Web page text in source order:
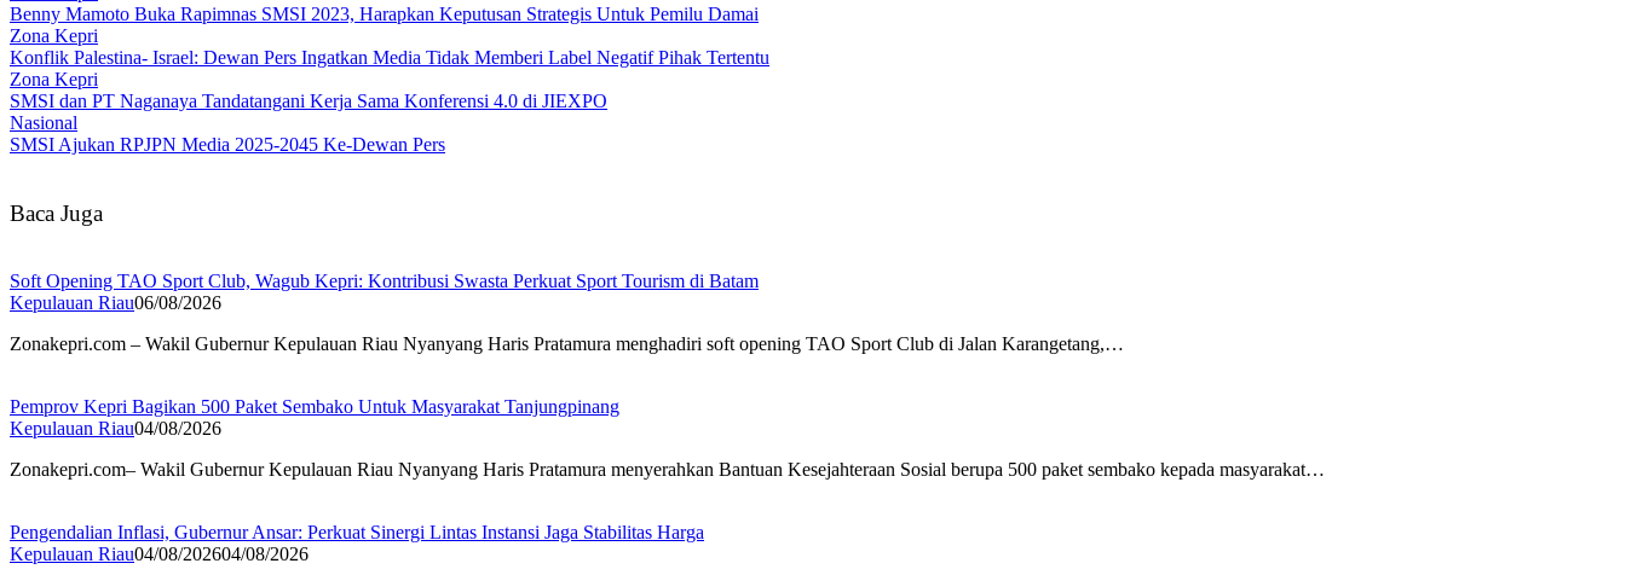
Benny Mamoto Buka Rapimnas SMSI 2023, Harapkan Keputusan Strategis Untuk Pemilu Damai
Zona Kepri
Konflik Palestina- Israel: Dewan Pers Ingatkan Media Tidak Memberi Label Negatif Pihak Tertentu
Zona Kepri
SMSI dan PT Naganaya Tandatangani Kerja Sama Konferensi 4.0 di JIEXPO
Nasional
SMSI Ajukan RPJPN Media 2025-2045 Ke-Dewan Pers
Baca Juga
Soft Opening TAO Sport Club, Wagub Kepri: Kontribusi Swasta Perkuat Sport Tourism di Batam
Kepulauan Riau06/08/2026
Zonakepri.com – Wakil Gubernur Kepulauan Riau Nyanyang Haris Pratamura menghadiri soft opening TAO Sport Club di Jalan Karangetang,…
Pemprov Kepri Bagikan 500 Paket Sembako Untuk Masyarakat Tanjungpinang
Kepulauan Riau04/08/2026
Zonakepri.com– Wakil Gubernur Kepulauan Riau Nyanyang Haris Pratamura menyerahkan Bantuan Kesejahteraan Sosial berupa 500 paket sembako kepada masyarakat…
Pengendalian Inflasi, Gubernur Ansar: Perkuat Sinergi Lintas Instansi Jaga Stabilitas Harga
Kepulauan Riau04/08/202604/08/2026